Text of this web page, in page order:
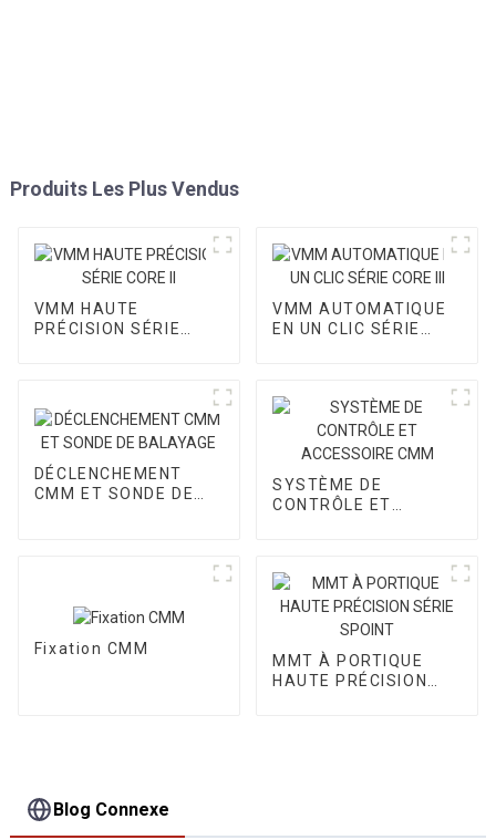
Produits Les Plus Vendus
VMM HAUTE
PRÉCISION SÉRIE
VMM AUTOMATIQUE
EN UN CLIC SÉRIE
DÉCLENCHEMENT
CMM ET SONDE DE
SYSTÈME DE
CONTRÔLE ET
Fixation CMM
MMT À PORTIQUE
HAUTE PRÉCISION
Blog Connexe